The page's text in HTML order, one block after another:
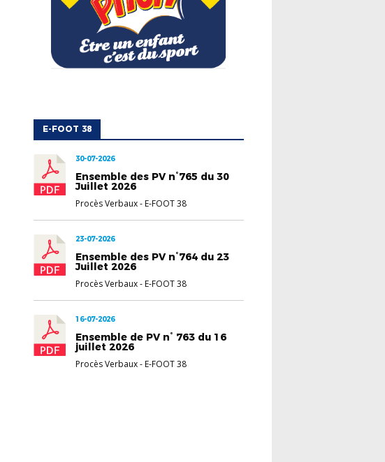
E-FOOT 38
30-07-2026
Ensemble des PV n°765 du 30
Juillet 2026
Procès Verbaux- E-FOOT 38
23-07-2026
Ensemble des PV n°764 du 23
Juillet 2026
Procès Verbaux- E-FOOT 38
16-07-2026
Ensemble de PV n° 763 du 16
juillet 2026
Procès Verbaux- E-FOOT 38